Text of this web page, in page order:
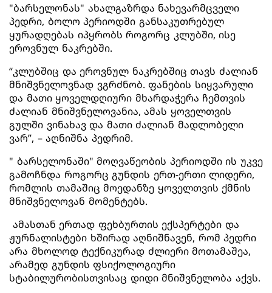
"ბარსელონას" ახალგაზრდა ნახევარმცველი
პედრი, ბოლო პერიოდში განსაკუთრებულ
ყურადღებას იპყრობს როგორც კლუბში, ისე
ეროვნულ ნაკრებში.
“კლუბშიც და ეროვნულ ნაკრებშიც თავს ძალიან
მნიშვნელოვნად ვგრძნობ. ფანების სიყვარული
და მათი ყოველდღიური მხარდაჭერა ჩემთვის
ძალიან მნიშვნელოვანია, ამას ყოველთვის
გულში ვინახავ და მათი ძალიან მადლობელი
ვარ”, – აღნიშნა პედრიმ.
" ბარსელონაში" მოღვაწეობის პერიოდში ის უკვე
გამოჩნდა როგორც გუნდის ერთ-ერთი ლიდერი,
რომლის თამაშიც მოედანზე ყოველთვის ქმნის
მნიშვნელოვან მომენტებს.
ამასთან ერთად ფეხბურთის ექსპერტები და
ჟურნალისტები ხშირად აღნიშნავენ, რომ პედრი
არა მხოლოდ ტექნიკურად ძლიერი მოთამაშეა,
არამედ გუნდის ფსიქოლოგიური
სტაბილურობისთვისაც დიდი მნიშვნელობა აქვს.